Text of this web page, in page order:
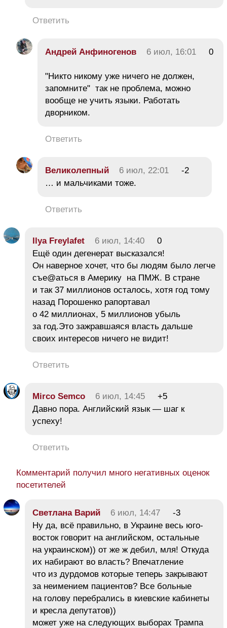
Ответить
Андрей Анфиногенов 6 июл, 16:01 0
"Никто никому уже ничего не должен,
запомните" так не проблема, можно
вообще не учить языки. Работать
дворником.
Ответить
Великолепный 6 июл, 22:01
-2
… и мальчиками тоже.
Ответить
Ilya Freylafet 6 июл, 14:40
0
Ещё один дегенерат высказался!
Он наверное хочет, что бы людям было легче
съе@аться в Америку на ПМЖ. В стране
и так 37 миллионов осталось, хотя год тому
назад Порошенко рапортавал
о 42 миллионах, 5 миллионов убыль
за год.Это зажравшаяся власть дальше
своих интересов ничего не видит!
Ответить
Mirco Semco 6 июл, 14:45
+5
Давно пора. Английский язык — шаг к
успеху!
Ответить
Комментарий получил много негативных оценок
посетителей
Светлана Варий 6 июл, 14:47
-3
Ну да, всё правильно, в Украине весь юго-
восток говорит на английском, остальные
на украинском)) от же ж дебил, мля! Откуда
их набирают во власть? Впечатление
что из дурдомов которые теперь закрывают
за неимением пациентов? Все больные
на голову перебрались в киевские кабинеты
и кресла депутатов))
может уже на следующих выборах Трампа